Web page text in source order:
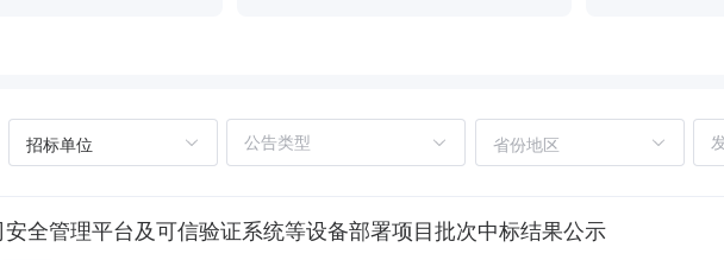
招标单位 省份地区
全管理平台及可信验证系统等设备部署项目批次中标结果公示